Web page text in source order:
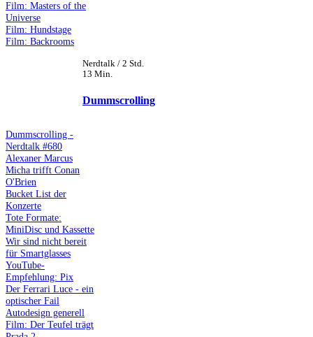
Film: Masters of the
Universe
Film: Hundstage
Film: Backrooms
Nerdtalk / 2 Std.
13 Min.
Dummscrolling
Dummscrolling -
Nerdtalk #680
Alexaner Marcus
Micha trifft Conan
O'Brien
Bucket List der
Konzerte
Tote Formate:
MiniDisc und Kassette
Wir sind nicht bereit
für Smartglasses
YouTube-
Empfehlung: Pix
Der Ferrari Luce - ein
optischer Fail
Autodesign generell
Film: Der Teufel trägt